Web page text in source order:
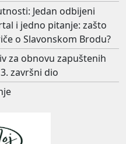
Jedan odbijeni
i jedno pitanje: zašto
o Slavonskom Brodu?
za obnovu zapuštenih
završni dio